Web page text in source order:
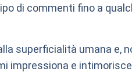
di commenti fino a
superficialità umana e,
impressiona e